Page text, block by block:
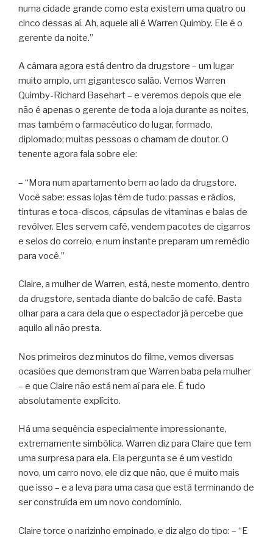
numa cidade grande como esta existem uma quatro ou
cinco dessas aí. Ah, aquele ali é Warren Quimby. Ele é o
gerente da noite.”
A câmara agora está dentro da drugstore – um lugar
muito amplo, um gigantesco salão. Vemos Warren
Quimby-Richard Basehart – e veremos depois que ele
não é apenas o gerente de toda a loja durante as noites,
mas também o farmacêutico do lugar, formado,
diplomado; muitas pessoas o chamam de doutor. O
tenente agora fala sobre ele:
– “Mora num apartamento bem ao lado da drugstore.
Você sabe: essas lojas têm de tudo: passas e rádios,
tinturas e toca-discos, cápsulas de vitaminas e balas de
revólver. Eles servem café, vendem pacotes de cigarros
e selos do correio, e num instante preparam um remédio
para você.”
Claire, a mulher de Warren, está, neste momento, dentro
da drugstore, sentada diante do balcão de café. Basta
olhar para a cara dela que o espectador já percebe que
aquilo ali não presta.
Nos primeiros dez minutos do filme, vemos diversas
ocasiões que demonstram que Warren baba pela mulher
– e que Claire não está nem aí para ele. É tudo
absolutamente explícito.
Há uma sequência especialmente impressionante,
extremamente simbólica. Warren diz para Claire que tem
uma surpresa para ela. Ela pergunta se é um vestido
novo, um carro novo, ele diz que não, que é muito mais
que isso – e a leva para uma casa que está terminando de
ser construída em um novo condomínio.
Claire torce o narizinho empinado, e diz algo do tipo: – “E